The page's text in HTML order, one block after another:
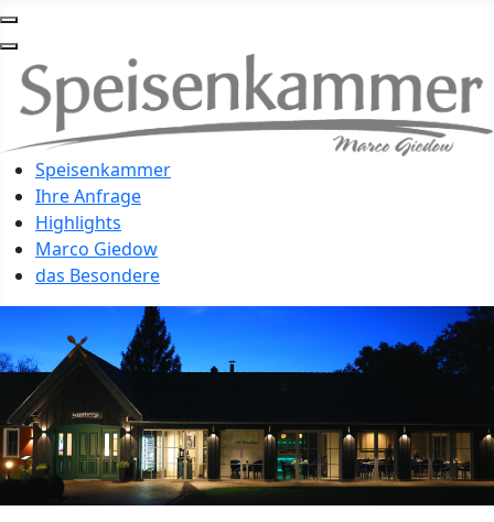
Speisenkammer
Ihre Anfrage
Highlights
Marco Giedow
das Besondere